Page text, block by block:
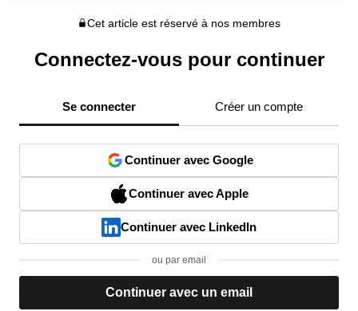
Cet article est réservé à nos membres
Connectez-vous pour continuer
Se connecter Créer un compte
Continuer avec Google
Continuer avec Apple
Continuer avec LinkedIn
ou par email
Continuer avec un email